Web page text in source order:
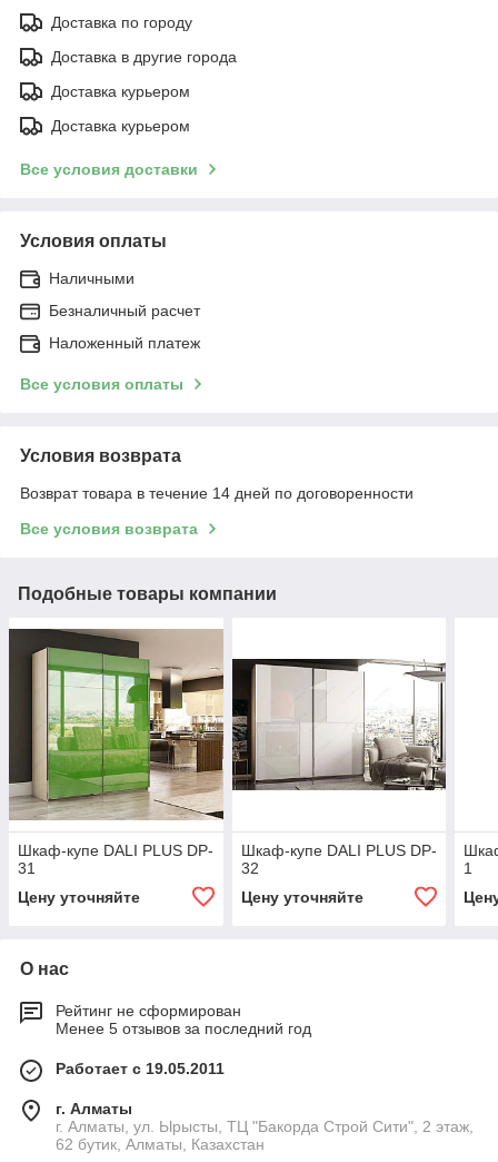
Доставка по городу
Доставка в другие города
Доставка курьером
Доставка курьером
Все условия доставки
Условия оплаты
Наличными
Безналичный расчет
Наложенный платеж
Все условия оплаты
Условия возврата
Возврат товара в течение 14 дней по договоренности
Все условия возврата
Подобные товары компании
Шкаф-купе DALI PLUS DP-
31
Цену уточняйте
Шкаф-купе DALI PLUS DP-
32
Цену уточняйте
1
О нас
Рейтинг не сформирован
Менее 5 отзывов за последний год
Работает с 19.05.2011
г. Алматы
г. Алматы, ул. Ырысты, ТЦ "Бакорда Строй Сити", 2 этаж,
62 бутик, Алматы, Казахстан